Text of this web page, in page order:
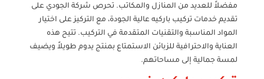
مفضلاً للعديد من المنازل والمكاتب. تحرص شركة الجودي على
تقديم خدمات تركيب باركيه عالية الجودة، مع التركيز على اختيار
المواد المناسبة والتقنيات المتقدمة في التركيب. تتيح هذه
العناية والاحترافية للزبائن الاستمتاع بمنتج يدوم طويلاً ويضيف
لمسة جمالية إلى مساحاتهم.